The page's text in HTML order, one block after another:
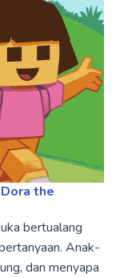
Dora the
bertualang
Anak-
dan menyapa